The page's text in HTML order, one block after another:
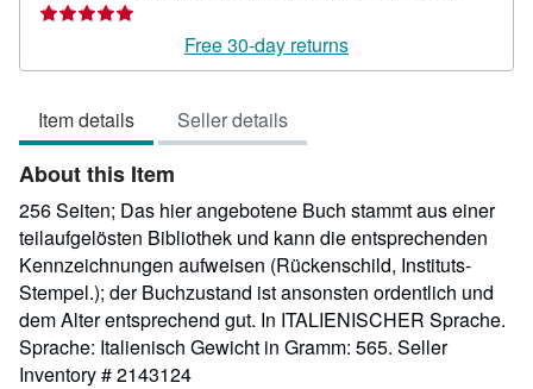
out
Free 30-day returns
Item details Seller details
About this Item
256 Seiten; Das hier angebotene Buch stammt aus einer
teilaufgelösten Bibliothek und kann die entsprechenden
Kennzeichnungen aufweisen (Rückenschild, Instituts-
Stempel.); der Buchzustand ist ansonsten ordentlich und
dem Alter entsprechend gut. In ITALIENISCHER Sprache.
Sprache: Italienisch Gewicht in Gramm: 565. Seller
Inventory # 2143124